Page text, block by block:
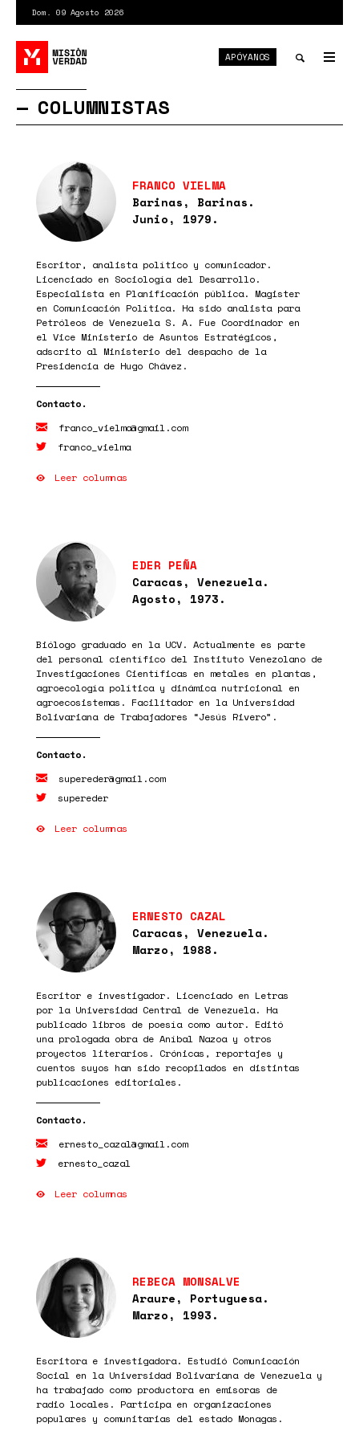
contenido
principal
Dom. 09 Agosto 2026
search
APÓYANOS
COLUMNISTAS
FRANCO VIELMA
Barinas, Barinas.
Junio, 1979.
Escritor, analista político y comunicador.
Licenciado en Sociología del Desarrollo.
Especialista en Planificación pública. Magister
en Comunicación Política. Ha sido analista para
Petróleos de Venezuela S. A. Fue Coordinador en
el Vice Ministerio de Asuntos Estratégicos,
adscrito al Ministerio del despacho de la
Presidencia de Hugo Chávez.
franco_vielma@gmail.com
franco_vielma
Leer columnas
EDER PEÑA
Caracas, Venezuela.
Agosto, 1973.
Biólogo graduado en la UCV. Actualmente es parte
del personal científico del Instituto Venezolano de
Investigaciones Científicas en metales en plantas,
agroecología política y dinámica nutricional en
agroecosistemas. Facilitador en la Universidad
Bolivariana de Trabajadores “Jesús Rivero”.
supereder@gmail.com
supereder
Leer columnas
ERNESTO CAZAL
Caracas, Venezuela.
Marzo, 1988.
Escritor e investigador. Licenciado en Letras
por la Universidad Central de Venezuela. Ha
publicado libros de poesía como autor. Editó
una prologada obra de Aníbal Nazoa y otros
proyectos literarios. Crónicas, reportajes y
cuentos suyos han sido recopilados en distintas
publicaciones editoriales.
ernesto_cazal@gmail.com
ernesto_cazal
Leer columnas
REBECA MONSALVE
Araure, Portuguesa.
Marzo, 1993.
Escritora e investigadora. Estudió Comunicación
Social en la Universidad Bolivariana de Venezuela y
ha trabajado como productora en emisoras de
radio locales. Participa en organizaciones
populares y comunitarias del estado Monagas.